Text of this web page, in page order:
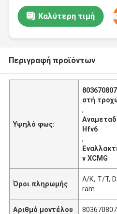
Καλύτερη τιμή
Περιγραφή προϊόντων
Υψηλό φως:
στή
,
Hfv6
,
ν XCMG
Όροι πληρωμής
Λ/Κ, T/T,
ram
Αριθμό μοντέλου 803670807